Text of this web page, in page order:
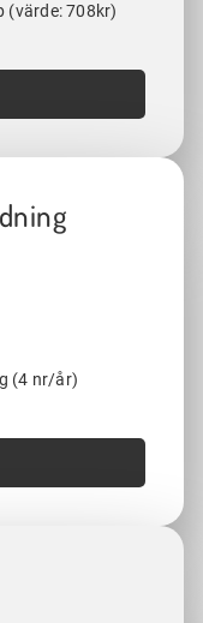
(värde: 708kr)
(4 nr/år)